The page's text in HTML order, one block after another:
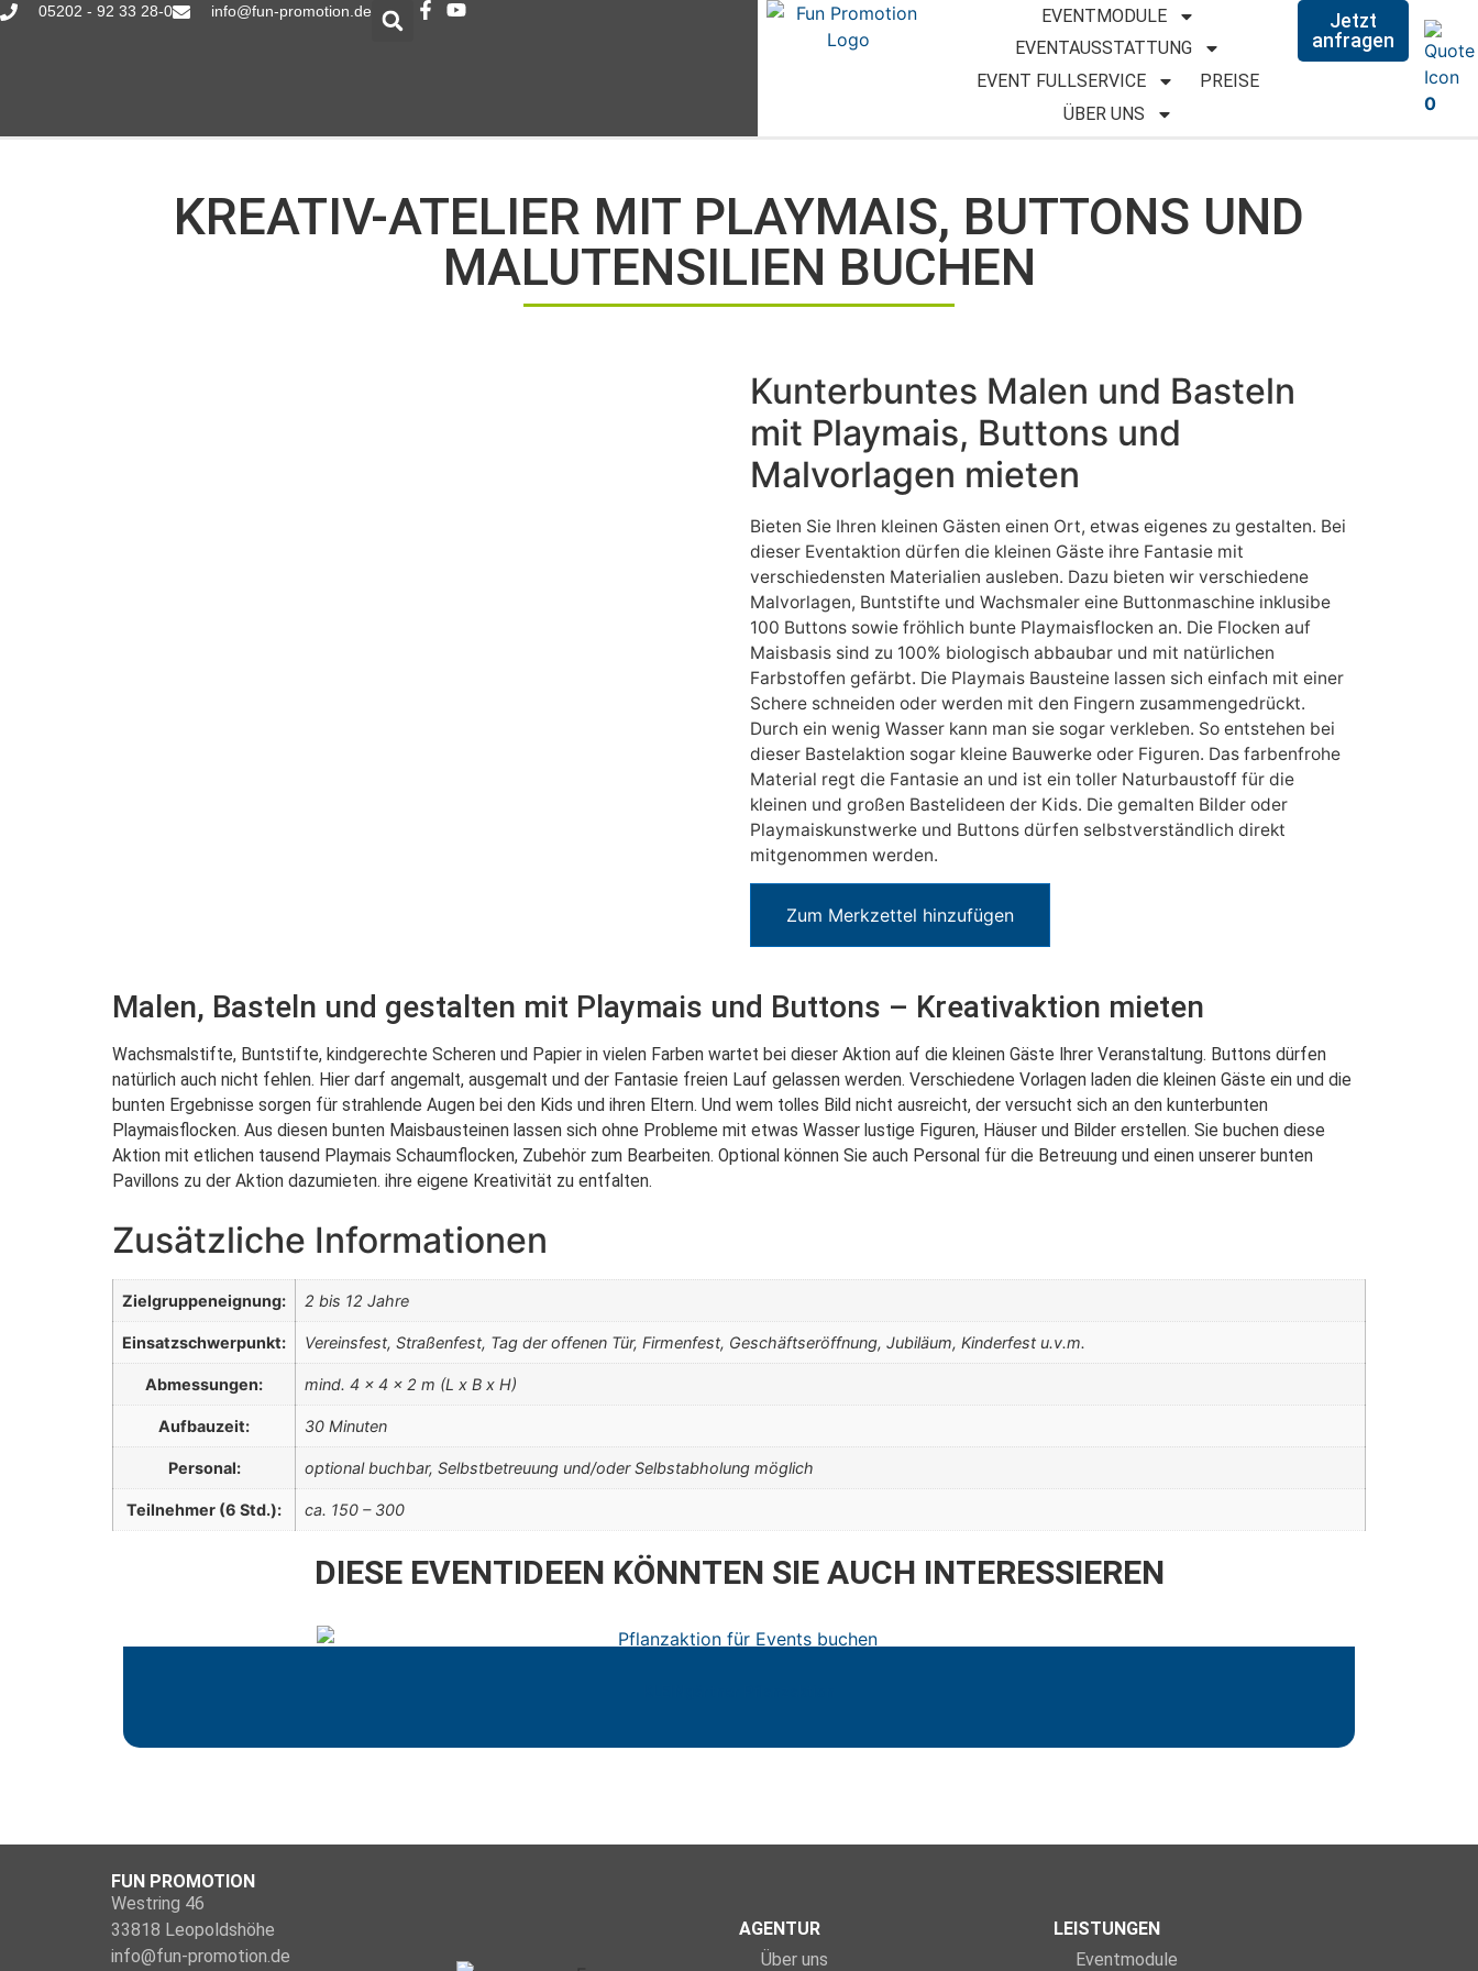
05202 - 92 33 28-0 info@fun-promotion.de
EVENTMODULE
EVENTAUSSTATTUNG
EVENT FULLSERVICE
PREISE
ÜBER UNS
0
Jetzt
anfragen
KREATIV-ATELIER MIT PLAYMAIS, BUTTONS UND
MALUTENSILIEN BUCHEN
Kunterbuntes Malen und Basteln
mit Playmais, Buttons und
Malvorlagen mieten
Bieten Sie Ihren kleinen Gästen einen Ort, etwas eigenes zu gestalten. Bei
dieser Eventaktion dürfen die kleinen Gäste ihre Fantasie mit
verschiedensten Materialien ausleben. Dazu bieten wir verschiedene
Malvorlagen, Buntstifte und Wachsmaler eine Buttonmaschine inklusibe
100 Buttons sowie fröhlich bunte Playmaisflocken an. Die Flocken auf
Maisbasis sind zu 100% biologisch abbaubar und mit natürlichen
Farbstoffen gefärbt. Die Playmais Bausteine lassen sich einfach mit einer
Schere schneiden oder werden mit den Fingern zusammengedrückt.
Durch ein wenig Wasser kann man sie sogar verkleben. So entstehen bei
dieser Bastelaktion sogar kleine Bauwerke oder Figuren. Das farbenfrohe
Material regt die Fantasie an und ist ein toller Naturbaustoff für die
kleinen und großen Bastelideen der Kids. Die gemalten Bilder oder
Playmaiskunstwerke und Buttons dürfen selbstverständlich direkt
mitgenommen werden.
Zum Merkzettel hinzufügen
Malen, Basteln und gestalten mit Playmais und Buttons – Kreativaktion mieten
Wachsmalstifte, Buntstifte, kindgerechte Scheren und Papier in vielen Farben wartet bei dieser Aktion auf die kleinen Gäste Ihrer Veranstaltung. Buttons dürfen
natürlich auch nicht fehlen. Hier darf angemalt, ausgemalt und der Fantasie freien Lauf gelassen werden. Verschiedene Vorlagen laden die kleinen Gäste ein und die
bunten Ergebnisse sorgen für strahlende Augen bei den Kids und ihren Eltern. Und wem tolles Bild nicht ausreicht, der versucht sich an den kunterbunten
Playmaisflocken. Aus diesen bunten Maisbausteinen lassen sich ohne Probleme mit etwas Wasser lustige Figuren, Häuser und Bilder erstellen. Sie buchen diese
Aktion mit etlichen tausend Playmais Schaumflocken, Zubehör zum Bearbeiten. Optional können Sie auch Personal für die Betreuung und einen unserer bunten
Pavillons zu der Aktion dazumieten. ihre eigene Kreativität zu entfalten.
Zusätzliche Informationen
Zielgruppeneignung: 2 bis 12 Jahre
Einsatzschwerpunkt: Vereinsfest, Straßenfest, Tag der offenen Tür, Firmenfest, Geschäftseröffnung, Jubiläum, Kinderfest u.v.m.
Abmessungen: mind. 4 x 4 x 2 m (L x B x H)
Aufbauzeit: 30 Minuten
Personal: optional buchbar, Selbstbetreuung und/oder Selbstabholung möglich
Teilnehmer (6 Std.): ca. 150 – 300
DIESE EVENTIDEEN KÖNNTEN SIE AUCH INTERESSIEREN
FUN PROMOTION
Westring 46
33818 Leopoldshöhe
info@fun-promotion.de
AGENTUR
Über uns
LEISTUNGEN
Eventmodule